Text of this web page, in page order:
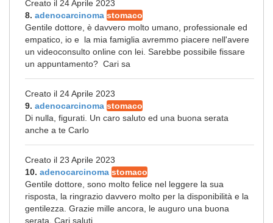
Creato il 24 Aprile 2023
8. adenocarcinoma stomaco
Gentile dottore, è davvero molto umano, professionale ed
empatico, io e la mia famiglia avremmo piacere nell'avere
un videoconsulto online con lei. Sarebbe possibile fissare
un appuntamento? Cari sa
Creato il 24 Aprile 2023
9. adenocarcinoma stomaco
Di nulla, figurati. Un caro saluto ed una buona serata
anche a te Carlo
Creato il 23 Aprile 2023
10. adenocarcinoma stomaco
Gentile dottore, sono molto felice nel leggere la sua
risposta, la ringrazio davvero molto per la disponibilità e la
gentilezza. Grazie mille ancora, le auguro una buona
serata. Cari saluti